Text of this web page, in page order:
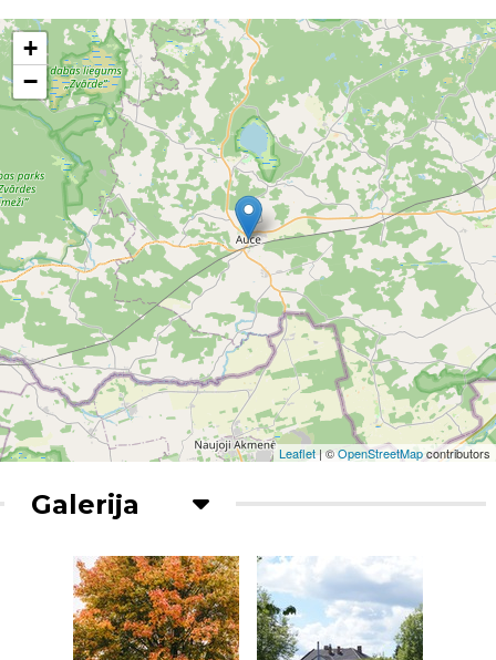
+
−
Leaflet| ©OpenStreetMapcontributors
Galerija